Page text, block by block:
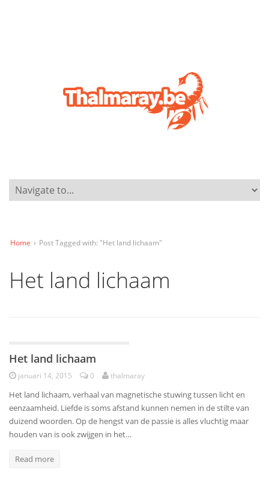
Home › Post Tagged with: "Het land lichaam"
Het land lichaam
Het land lichaam
januari 14, 2015 0 thalmaray
Het land lichaam, verhaal van magnetische stuwing tussen licht en
eenzaamheid. Liefde is soms afstand kunnen nemen in de stilte van
duizend woorden. Op de hengst van de passie is alles vluchtig maar
houden van is ook zwijgen in het…
Read more